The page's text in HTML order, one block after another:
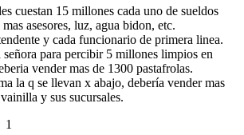
cuestan 15 millones cada uno de sueldos
mas asesores, luz, agua bidon, etc.
y cada funcionario de primera linea.
señora para percibir 5 millones limpios en
vender mas de 1300 pastafrolas.
la q se llevan x abajo, debería vender mas
y sus sucursales.
1